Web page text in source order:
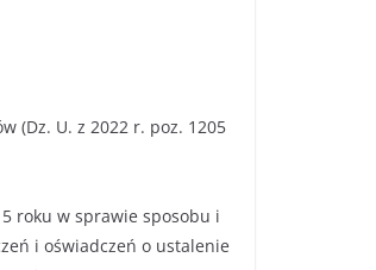
(Dz. U. z 2022 r. poz. 1205
roku w sprawie sposobu i
i oświadczeń o ustalenie